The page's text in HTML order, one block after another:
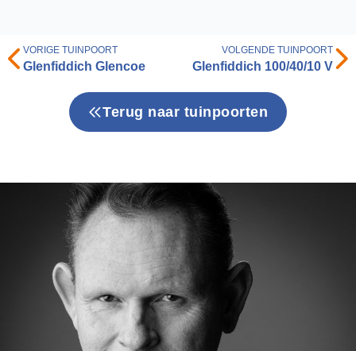
VORIGE TUINPOORT
Glenfiddich Glencoe
VOLGENDE TUINPOORT
Glenfiddich 100/40/10 V
Terug naar tuinpoorten